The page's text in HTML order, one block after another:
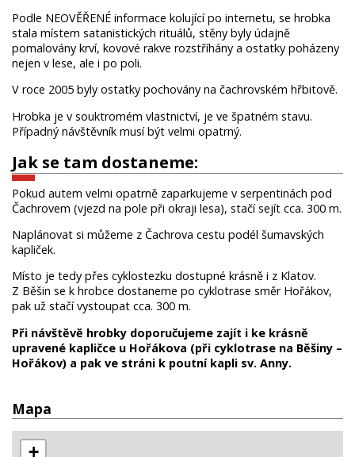
Podle NEOVĚŘENÉ informace kolující po internetu, se hrobka
stala místem satanistických rituálů, stěny byly údajně
pomalovány krví, kovové rakve rozstříhány a ostatky poházeny
nejen v lese, ale i po poli.
V roce 2005 byly ostatky pochovány na čachrovském hřbitově.
Hrobka je v souktromém vlastnictví, je ve špatném stavu.
Případný návštěvník musí být velmi opatrný.
Jak se tam dostaneme:
Pokud autem velmi opatrně zaparkujeme v serpentinách pod
Čachrovem (vjezd na pole při okraji lesa), stačí sejít cca. 300 m.
Naplánovat si můžeme z Čachrova cestu podél šumavských
kapliček.
Místo je tedy přes cyklostezku dostupné krásně i z Klatov.
Z Běšin se k hrobce dostaneme po cyklotrase směr Hořákov,
pak už stačí vystoupat cca. 300 m.
Při návštěvě hrobky doporučujeme zajít i ke krásně
upravené kapličce u Hořákova (při cyklotrase na Běšiny –
Hořákov) a pak ve stráni k poutní kapli sv. Anny.
Mapa